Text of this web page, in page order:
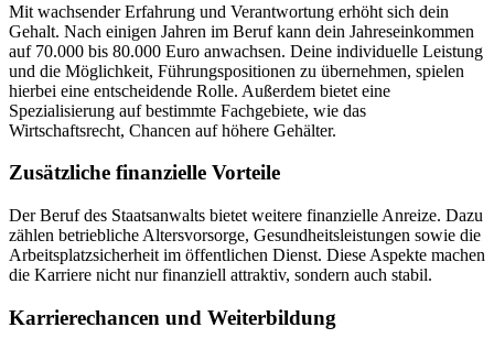
Mit wachsender Erfahrung und Verantwortung erhöht sich dein
Gehalt. Nach einigen Jahren im Beruf kann dein Jahreseinkommen
auf 70.000 bis 80.000 Euro anwachsen. Deine individuelle Leistung
und die Möglichkeit, Führungspositionen zu übernehmen, spielen
hierbei eine entscheidende Rolle. Außerdem bietet eine
Spezialisierung auf bestimmte Fachgebiete, wie das
Wirtschaftsrecht, Chancen auf höhere Gehälter.
Zusätzliche finanzielle Vorteile
Der Beruf des Staatsanwalts bietet weitere finanzielle Anreize. Dazu
zählen betriebliche Altersvorsorge, Gesundheitsleistungen sowie die
Arbeitsplatzsicherheit im öffentlichen Dienst. Diese Aspekte machen
die Karriere nicht nur finanziell attraktiv, sondern auch stabil.
Karrierechancen und Weiterbildung